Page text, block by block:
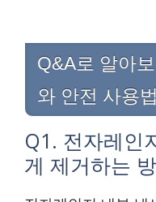
Q&A로 알아
와 안전 사용법
Q1. 전자레인
게 제거하는